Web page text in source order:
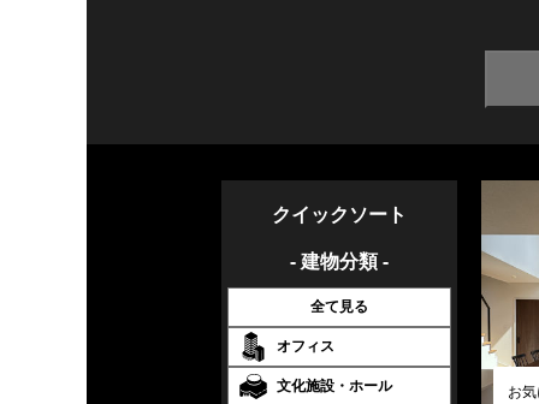
クイックソート
- 建物分類 -
全て見る
オフィス
文化施設・ホール
お